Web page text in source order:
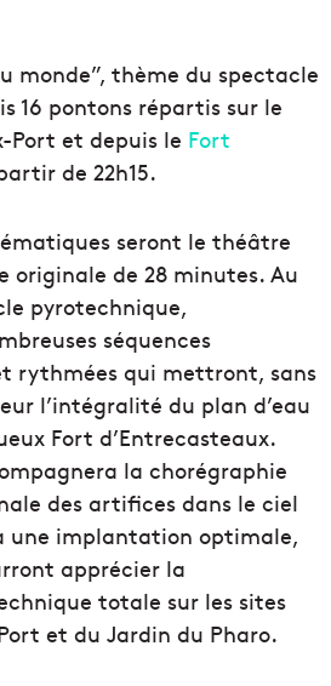
monde”, thème du spectacle
16 pontons répartis sur le
Port et depuis le Fort
de 22h15.
seront le théâtre
originale de 28 minutes. Au
pyrotechnique,
séquences
rythmées qui mettront, sans
l’intégralité du plan d’eau
Fort d’Entrecasteaux.
la chorégraphie
des artifices dans le ciel
une implantation optimale,
apprécier la
totale sur les sites
et du Jardin du Pharo.